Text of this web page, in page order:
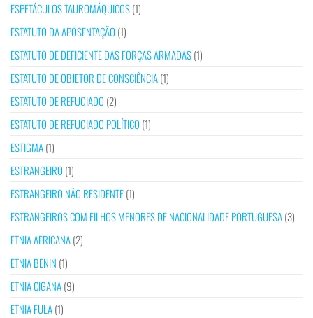
ESPETÁCULOS TAUROMÁQUICOS(1)
ESTATUTO DA APOSENTAÇÃO (1)
ESTATUTO DE DEFICIENTE DAS FORÇAS ARMADAS(1)
ESTATUTO DE OBJETOR DE CONSCIÊNCIA(1)
ESTATUTO DE REFUGIADO (2)
ESTATUTO DE REFUGIADO POLÍTICO (1)
ESTIGMA(1)
ESTRANGEIRO (1)
ESTRANGEIRO NÃO RESIDENTE(1)
ESTRANGEIROS COM FILHOS MENORES DE NACIONALIDADE PORTUGUESA(3)
ETNIA AFRICANA(2)
ETNIA BENIN (1)
ETNIA CIGANA(9)
ETNIA FULA(1)